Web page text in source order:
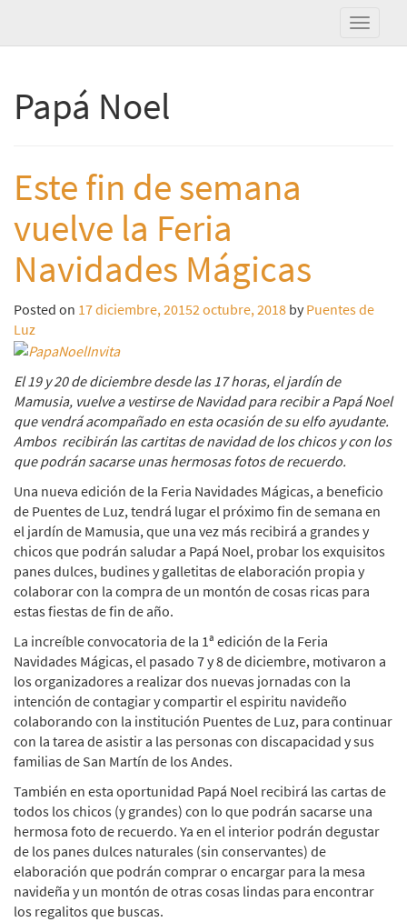
Papá Noel
Este fin de semana
vuelve la Feria
Navidades Mágicas
Posted on 17 diciembre, 20152 octubre, 2018 by Puentes de
Luz
El 19 y 20 de diciembre desde las 17 horas, el jardín de
Mamusia, vuelve a vestirse de Navidad para recibir a Papá Noel
que vendrá acompañado en esta ocasión de su elfo ayudante.
Ambos recibirán las cartitas de navidad de los chicos y con los
que podrán sacarse unas hermosas fotos de recuerdo.
Una nueva edición de la Feria Navidades Mágicas, a beneficio
de Puentes de Luz, tendrá lugar el próximo fin de semana en
el jardín de Mamusia, que una vez más recibirá a grandes y
chicos que podrán saludar a Papá Noel, probar los exquisitos
panes dulces, budines y galletitas de elaboración propia y
colaborar con la compra de un montón de cosas ricas para
estas fiestas de fin de año.
La increíble convocatoria de la 1ª edición de la Feria
Navidades Mágicas, el pasado 7 y 8 de diciembre, motivaron a
los organizadores a realizar dos nuevas jornadas con la
intención de contagiar y compartir el espiritu navideño
colaborando con la institución Puentes de Luz, para continuar
con la tarea de asistir a las personas con discapacidad y sus
familias de San Martín de los Andes.
También en esta oportunidad Papá Noel recibirá las cartas de
todos los chicos (y grandes) con lo que podrán sacarse una
hermosa foto de recuerdo. Ya en el interior podrán degustar
de los panes dulces naturales (sin conservantes) de
elaboración que podrán comprar o encargar para la mesa
navideña y un montón de otras cosas lindas para encontrar
los regalitos que buscas.